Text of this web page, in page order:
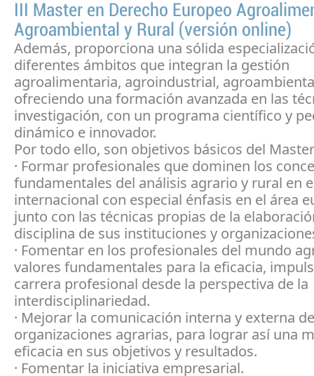
III Master en Derecho Europeo
Agroambiental y Rural (versión online)
Además, proporciona una sólida
diferentes ámbitos que integran la gestión
agroalimentaria, agroindustrial,
ofreciendo una formación avanzada en las
investigación, con un programa científico y
dinámico e innovador.
Por todo ello, son objetivos básicos del
· Formar profesionales que dominen los
fundamentales del análisis agrario y rural en
internacional con especial énfasis en el área
junto con las técnicas propias de la
disciplina de sus instituciones y
· Fomentar en los profesionales del mundo
valores fundamentales para la eficacia,
carrera profesional desde la perspectiva de la
interdisciplinariedad.
· Mejorar la comunicación interna y externa
organizaciones agrarias, para lograr así una
eficacia en sus objetivos y resultados.
· Fomentar la iniciativa empresarial.